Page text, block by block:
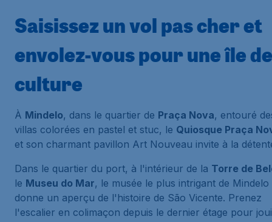
Saisissez un vol pas cher et
envolez-vous pour une île de
culture
À Mindelo, dans le quartier de Praça Nova, entouré
villas colorées en pastel et stuc, le Quiosque Praça
et son charmant pavillon Art Nouveau invite à la
Dans le quartier du port, à l'intérieur de la Torre de
le Museu do Mar, le musée le plus intrigant de Mindelo
donne un aperçu de l'histoire de São Vicente. Prenez
l'escalier en colimaçon depuis le dernier étage pour